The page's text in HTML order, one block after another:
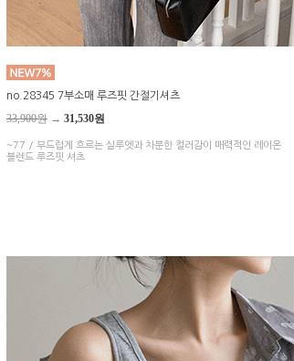
no.28345 7부소매 루즈핏 간절기셔츠
33,900원 → 31,530원
~77 / 부드럽게 흐르는 실루엣과 차분한 컬러감이 매력적인 레이온
블렌드 루즈핏 셔츠